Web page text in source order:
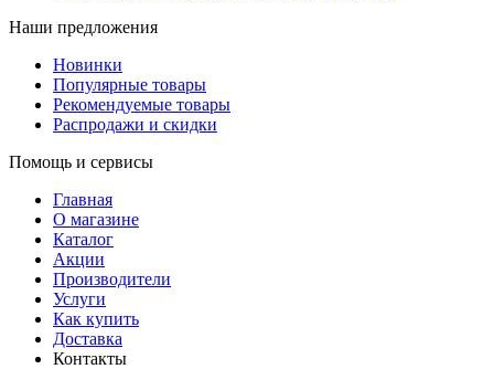
Наши предложения
Новинки
Популярные товары
Рекомендуемые товары
Распродажи и скидки
Помощь и сервисы
Главная
О магазине
Каталог
Акции
Производители
Услуги
Как купить
Доставка
Контакты